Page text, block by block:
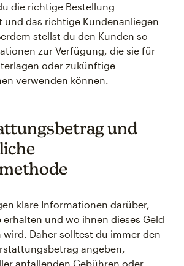
die richtige Bestellung
und das richtige Kundenanliegen
stellst du den Kunden so
zur Verfügung, die sie für
oder zukünftige
verwenden können.
und
klare Informationen darüber,
erhalten und wo ihnen dieses Geld
Daher solltest du immer den
angeben,
anfallenden Gebühren oder